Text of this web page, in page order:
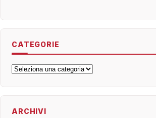
CATEGORIE
Categorie
ARCHIVI